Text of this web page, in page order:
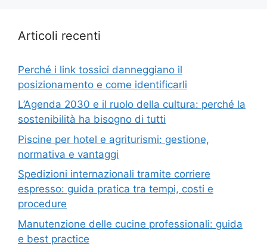
Articoli recenti
Perché i link tossici danneggiano il
posizionamento e come identificarli
L’Agenda 2030 e il ruolo della cultura: perché la
sostenibilità ha bisogno di tutti
Piscine per hotel e agriturismi: gestione,
normativa e vantaggi
Spedizioni internazionali tramite corriere
espresso: guida pratica tra tempi, costi e
procedure
Manutenzione delle cucine professionali: guida
e best practice